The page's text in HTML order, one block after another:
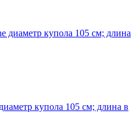
купола 105 см; длина в